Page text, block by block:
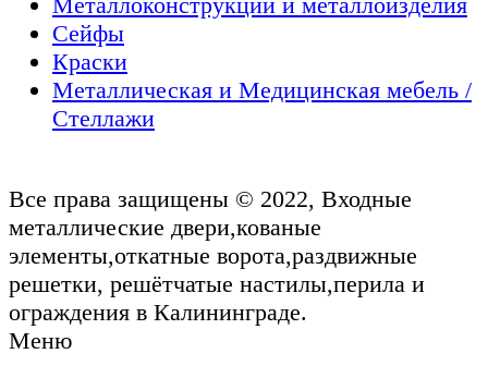
Сейфы
Краски
Металлическая и Медицинская мебель /
Стеллажи
Все права защищены © 2022, Входные
металлические двери,кованые
элементы,откатные ворота,раздвижные
решетки, решётчатые настилы,перила и
ограждения в Калининграде.
Меню